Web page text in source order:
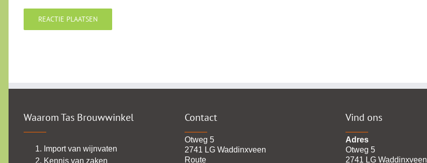
Waarom Tas Brouwwinkel
Import van wijnvaten
Kennis van zaken
Contact
Otweg 5
2741 LG Waddinxveen
Route
Vind ons
Adres
Otweg 5
2741 LG Waddinxveen